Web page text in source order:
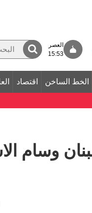
العصر
15:53
الخط الساخن اقتصاد
وسام